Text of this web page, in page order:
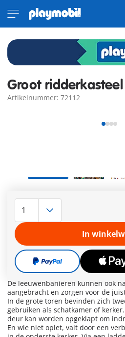
Groot ridderkasteel
Artikelnummer: 72112
waken de dappere
verdedigen ze hun thuisland met
strategieën. Via de werkende
kasteel. Een extra, afsluitbare
veiligheid. Aan de rechtermuur
doorbreekbare plek – ideaal voor
belegeringsscènes. Ter
kanonnen klaar, die flexibel op
geplaatst – en zelfs
De leeuwenbanieren kunnen ook
aangebracht en zorgen voor de
In de grote toren bevinden zich
gebruiken als schatkamer of
deur kan worden opgeklapt om
En wie niet oplet, valt door een
In